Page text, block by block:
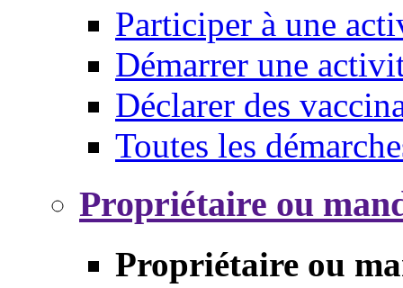
Participer à une
Démarrer une
Déclarer des
Toutes les
Propriétaire ou
Propriétaire ou